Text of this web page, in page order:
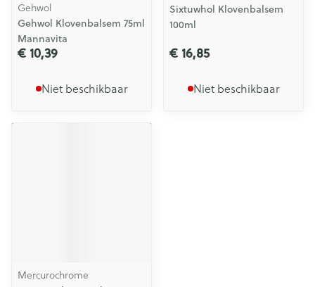
Gehwol
Gehwol Klovenbalsem 75ml
Mannavita
€ 10,39
Niet beschikbaar
Sixtuwhol Klovenbalsem
100ml
€ 16,85
Niet beschikbaar
Mercurochrome